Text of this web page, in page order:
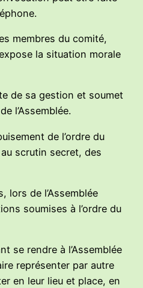
membres du comité,
la situation morale
de sa gestion et soumet
l’Assemblée.
de l’ordre du
scrutin secret, des
lors de l’Assemblée
soumises à l’ordre du
se rendre à l’Assemblée
représenter par autre
en leur lieu et place, en